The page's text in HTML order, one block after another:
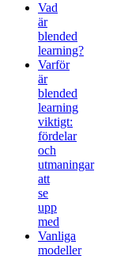
Vad
är
blended
learning?
Varför
är
blended
learning
viktigt:
fördelar
och
utmaningar
att
se
upp
med
Vanliga
modeller